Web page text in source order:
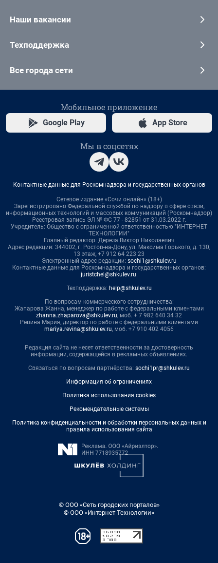
Наши вакансии
Техподдержка
Все города сети
Мобильное приложение
Google Play App Store
Мы в соцсетях
Контактные данные для Роскомнадзора и государственных органов
Сетевое издание «Сочи онлайн» (18+)
Зарегистрировано Федеральной службой по надзору в сфере связи,
информационных технологий и массовых коммуникаций (Роскомнадзор)
Реестровая запись ЭЛ № ФС 77 - 82851 от 31.03.2022 г.
Учредитель: Общество с ограниченной ответственностью "ИНТЕРНЕТ
ТЕХНОЛОГИИ"
Главный редактор: Дереза Виктор Николаевич
Адрес редакции: 344002, г. Ростов-на-Дону, ул. Максима Горького, д. 130,
13 этаж, +7 912 64 223 23
Электронный адрес редакции: sochi1@shkulev.ru
Контактные данные для Роскомнадзора и государственных органов:
juristchel@shkulev.ru.
Техподдержка: help@shkulev.ru
По вопросам коммерческого сотрудничества:
Жапарова Жанна, менеджер по работе с федеральными клиентами
zhanna.zhaparova@shkulev.ru, моб. + 7 982 640 34 32
Ревина Мария, директор по работе с федеральными клиентами
mariya.revina@shkulev.ru, моб. +7 910 402 4056
Редакция сайта не несет ответственности за достоверность
информации, содержащейся в рекламных объявлениях.
Связаться по вопросам партнёрства: sochi1pr@shkulev.ru
Информация об ограничениях
Политика использования cookies
Рекомендательные системы
Политика конфиденциальности и обработки персональных данных и
правила использования сайта
© ООО «Сеть городских порталов»
© ООО «Интернет Технологии»